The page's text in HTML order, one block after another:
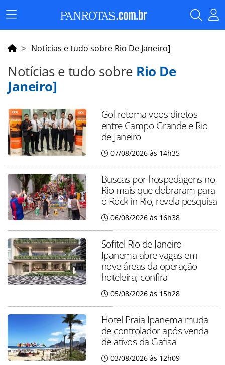
Menu
Principal
Notícias e tudo sobre Rio De Janeiro]
Notícias e tudo sobre Rio De
Janeiro]
Gol retoma voos diretos
entre Campo Grande e Rio
de Janeiro
07/08/2026 às 14h35
Buscas por hospedagens no
Rio mais que dobraram para
o Rock in Rio, revela pesquisa
06/08/2026 às 16h38
Sofitel Rio de Janeiro
Ipanema abre vagas em
nove áreas da operação
hoteleira; confira
05/08/2026 às 15h28
Hotel Praia Ipanema muda
de controlador após venda
de ativos da Gafisa
03/08/2026 às 12h09